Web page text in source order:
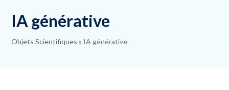
IA générative
Objets Scientifiques » IA générative